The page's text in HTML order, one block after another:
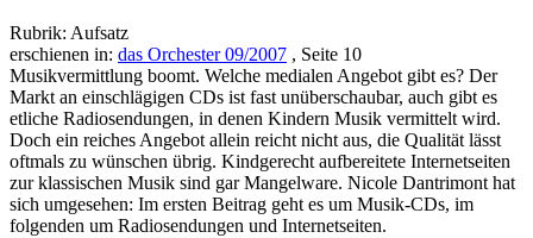
Rubrik: Aufsatz
erschienen in: das Orchester 09/2007 , Seite 10
Musikvermittlung boomt. Welche medialen Angebot gibt es? Der
Markt an einschlägigen CDs ist fast unüberschaubar, auch gibt es
etliche Radiosendungen, in denen Kindern Musik vermittelt wird.
Doch ein reiches Angebot allein reicht nicht aus, die Qualität lässt
oftmals zu wünschen übrig. Kindgerecht aufbereitete Internetseiten
zur klassischen Musik sind gar Mangelware. Nicole Dantrimont hat
sich umgesehen: Im ersten Beitrag geht es um Musik-CDs, im
folgenden um Radiosendungen und Internetseiten.